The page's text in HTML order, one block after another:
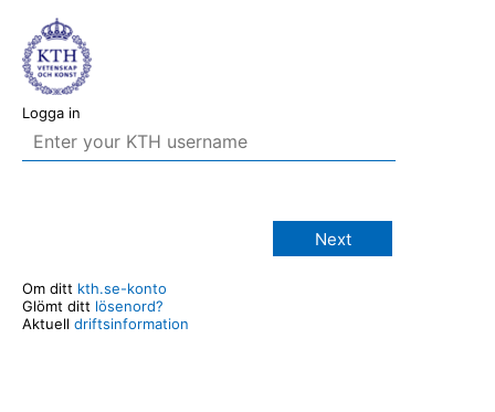
Logga in
Next
Om ditt kth.se-konto
Glömt ditt lösenord?
Aktuell driftsinformation